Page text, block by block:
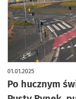
Po hucznym
01.01.2025
artykuł z galerią